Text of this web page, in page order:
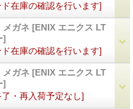
在庫の確認を行います]
メガネ [ENIX エニクス LT
]
在庫の確認を行います]
メガネ [ENIX エニクス LT
]
・再入荷予定なし]